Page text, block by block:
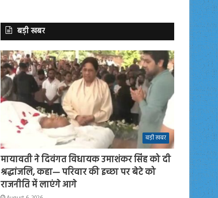
बड़ी खबर
बड़ी खबर
मायावती ने दिवंगत विधायक उमाशंकर सिंह को दी
श्रद्धांजलि, कहा— परिवार की इच्छा पर बेटे को
राजनीति में लाएंगे आगे